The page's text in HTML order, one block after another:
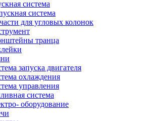
система
система
для угловых колонок
транца
запуска двигателя
охлаждения
управления
система
оборудование